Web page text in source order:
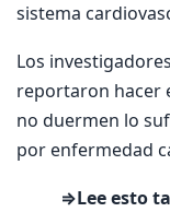
sistema
Los
reportaron hacer
no duermen lo
por enfermedad
⇒Lee esto